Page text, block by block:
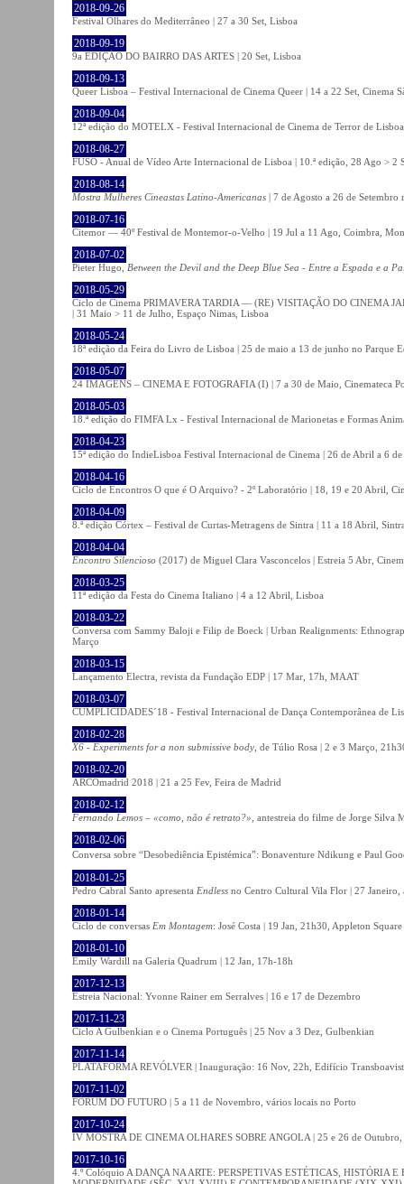
2018-09-26
Festival Olhares do Mediterrâneo | 27 a 30 Set, Lisboa
2018-09-19
9a EDIÇÃO DO BAIRRO DAS ARTES | 20 Set, Lisboa
2018-09-13
Queer Lisboa – Festival Internacional de Cinema Queer | 14 a 22 Set, Cinema
2018-09-04
12ª edição do MOTELX - Festival Internacional de Cinema de Terror de
2018-08-27
FUSO - Anual de Vídeo Arte Internacional de Lisboa | 10.ª edição, 28 Ago > 2
2018-08-14
Mostra Mulheres Cineastas Latino-Americanas | 7 de Agosto a 26 de Setembro
2018-07-16
Citemor — 40º Festival de Montemor-o-Velho | 19 Jul a 11 Ago, Coimbra,
2018-07-02
Pieter Hugo, Between the Devil and the Deep Blue Sea - Entre a Espada e a
2018-05-29
Ciclo de Cinema PRIMAVERA TARDIA — (RE) VISITAÇÃO DO CINEMA
| 31 Maio > 11 de Julho, Espaço Nimas, Lisboa
2018-05-24
18ª edição da Feira do Livro de Lisboa | 25 de maio a 13 de junho no Parque
2018-05-07
24 IMAGENS – CINEMA E FOTOGRAFIA (I) | 7 a 30 de Maio, Cinemateca
2018-05-03
18.ª edição do FIMFA Lx - Festival Internacional de Marionetas e Formas
2018-04-23
15ª edição do IndieLisboa Festival Internacional de Cinema | 26 de Abril a 6
2018-04-16
Ciclo de Encontros O que é O Arquivo? - 2º Laboratório | 18, 19 e 20 Abril,
2018-04-09
8.ª edição Córtex – Festival de Curtas-Metragens de Sintra | 11 a 18 Abril,
2018-04-04
Encontro Silencioso (2017) de Miguel Clara Vasconcelos | Estreia 5 Abr,
2018-03-25
11ª edição da Festa do Cinema Italiano | 4 a 12 Abril, Lisboa
2018-03-22
Conversa com Sammy Baloji e Filip de Boeck | Urban Realignments:
Março
2018-03-15
Lançamento Electra, revista da Fundação EDP | 17 Mar, 17h, MAAT
2018-03-07
CUMPLICIDADES´18 - Festival Internacional de Dança Contemporânea de
2018-02-28
X6 - Experiments for a non submissive body , de Túlio Rosa | 2 e 3 Março,
2018-02-20
ARCOmadrid 2018 | 21 a 25 Fev, Feira de Madrid
2018-02-12
Fernando Lemos – «como, não é retrato?» , antestreia do filme de Jorge Silva
2018-02-06
Conversa sobre “Desobediência Epistémica”: Bonaventure Ndikung e Paul
2018-01-25
Pedro Cabral Santo apresenta Endless no Centro Cultural Vila Flor | 27 Janeiro,
2018-01-14
Ciclo de conversas Em Montagem: José Costa | 19 Jan, 21h30, Appleton Square
2018-01-10
Emily Wardill na Galeria Quadrum | 12 Jan, 17h-18h
2017-12-13
Estreia Nacional: Yvonne Rainer em Serralves | 16 e 17 de Dezembro
2017-11-23
Ciclo A Gulbenkian e o Cinema Português | 25 Nov a 3 Dez, Gulbenkian
2017-11-14
PLATAFORMA REVÓLVER | Inauguração: 16 Nov, 22h, Edifício
2017-11-02
FÓRUM DO FUTURO | 5 a 11 de Novembro, vários locais no Porto
2017-10-24
IV MOSTRA DE CINEMA OLHARES SOBRE ANGOLA | 25 e 26 de
2017-10-16
4.º Colóquio A DANÇA NA ARTE: PERSPETIVAS ESTÉTICAS, HISTÓRIA